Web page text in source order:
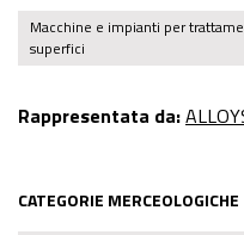
Macchine e impianti per
superfici
Rappresentata da:
CATEGORIE MERCEOLOGICHE